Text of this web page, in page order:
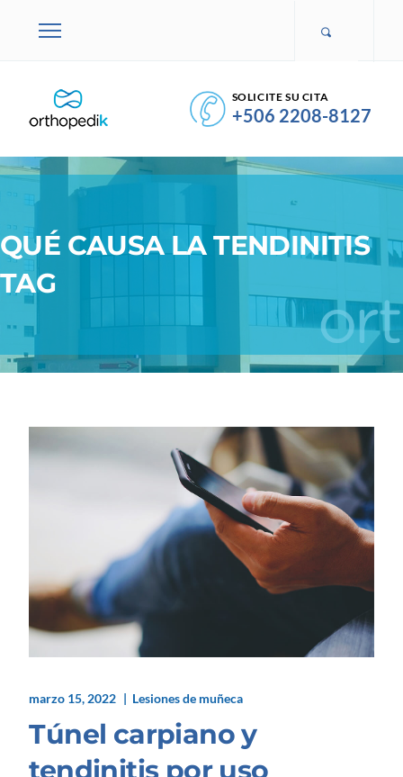
SOLICITE SU CITA
+506 2208-8127
QUÉ CAUSA LA TENDINITIS
TAG
marzo 15, 2022 Lesiones de muñeca
Túnel carpiano y
tendinitis por uso